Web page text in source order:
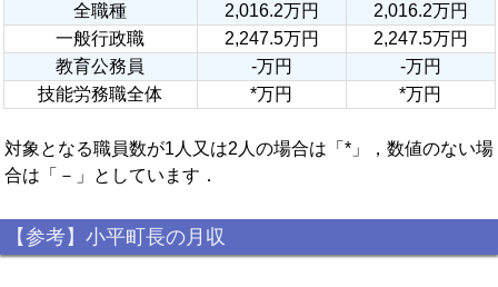
全職種
2,016.2万円
2,016.2万円
一般行政職
2,247.5万円
2,247.5万円
教育公務員
-万円
-万円
技能労務職全体
*万円 *万円
対象となる職員数が1人又は2人の場合は「*」，数値のない場
合は「－」としています．
【参考】小平町長の月収